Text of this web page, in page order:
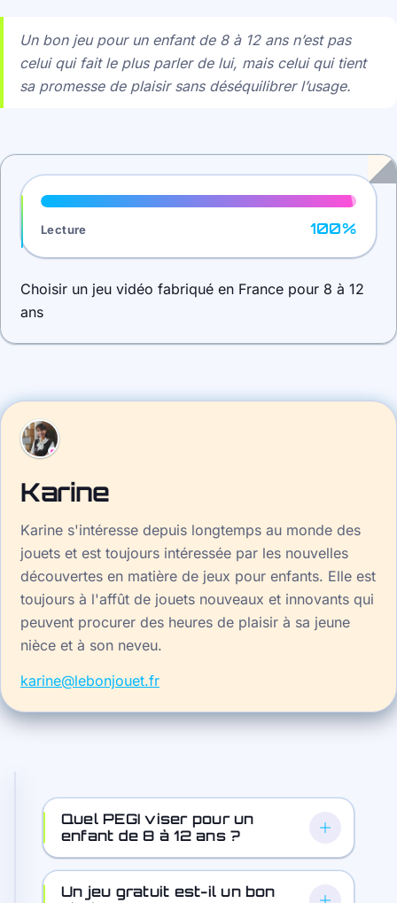
Un bon jeu pour un enfant de 8 à 12 ans n’est pas
celui qui fait le plus parler de lui, mais celui qui tient
sa promesse de plaisir sans déséquilibrer l’usage.
Progression de lecture
Lecture 100%
Choisir un jeu vidéo fabriqué en France pour 8 à 12
ans
Karine
Karine s'intéresse depuis longtemps au monde des
jouets et est toujours intéressée par les nouvelles
découvertes en matière de jeux pour enfants. Elle est
toujours à l'affût de jouets nouveaux et innovants qui
peuvent procurer des heures de plaisir à sa jeune
nièce et à son neveu.
karine@lebonjouet.fr
Quel PEGI viser pour un
enfant de 8 à 12 ans ?
Un jeu gratuit est-il un bon